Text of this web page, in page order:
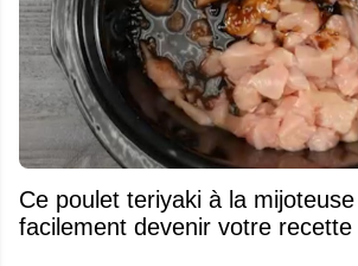
Ce poulet teriyaki à la
facilement devenir votre recette